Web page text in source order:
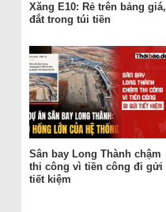
Xăng E10: Rẻ trên bảng giá,
đắt trong túi tiền
Sân bay Long Thành chậm
thi công vì tiền công đi gửi
tiết kiệm